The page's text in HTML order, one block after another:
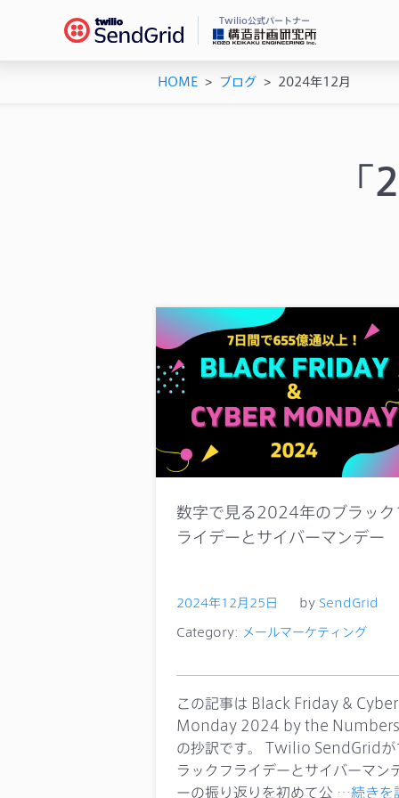
Twilio公式パートナー
機
HOME > ブログ > 2024年12月
数字で見る2024年のブラック
ライデーとサイバーマンデー
2024年12月25日 by SendGrid
Category: メールマーケティング
この記事は Black Friday & Cyber
Monday 2024 by the Numbers
の抄訳です。 Twilio SendGridが
ラックフライデーとサイバーマン
ーの振り返りを初めて公 …続きを